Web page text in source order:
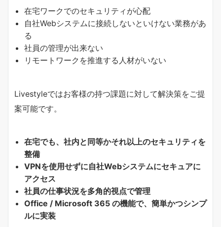
在宅ワークでのセキュリティが心配
自社Webシステムに接続しないといけない業務があ
る
社員の管理が出来ない
リモートワークを推進する人材がいない
Livestyleではお客様の持つ課題に対して解決策をご提
案可能です。
在宅でも、社内と同等かそれ以上のセキュリティを
整備
VPNを使用せずに自社Webシステムにセキュアに
アクセス
社員の仕事状況を多角的視点で管理
Office / Microsoft 365 の機能で、簡単かつシンプ
ルに実装